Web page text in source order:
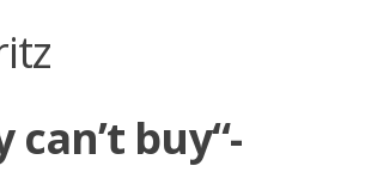
can’t buy“-